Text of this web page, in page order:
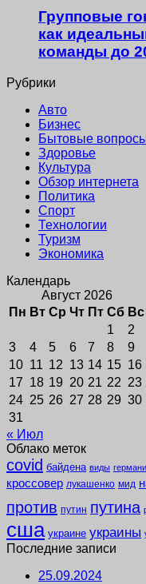
Групповые
как
команды до
Рубрики
Авто
Бизнес
Бытовые
Здоровье
Культура
Обзор интернета
Политика
Спорт
Технологии
Туризм
Экономика
Календарь
Август 2026
Пн Вт Ср Чт Пт Сб Вс
1
2
3
4 5 6 7 8
9
10 11 12 13 14 15 16
17 18 19 20 21 22 23
24 25 26 27 28 29 30
31
« Июл
Облако меток
covid байдена виды
кроссовер лукашенко мид
против путин путина
сша украине украины
Последние записи
25.09.2024